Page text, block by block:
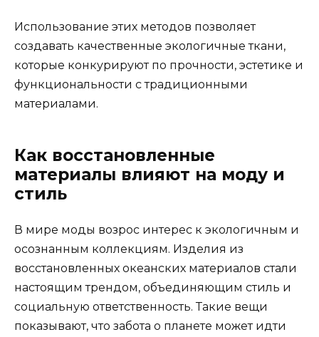
Использование этих методов позволяет
создавать качественные экологичные ткани,
которые конкурируют по прочности, эстетике и
функциональности с традиционными
материалами.
Как восстановленные
материалы влияют на моду и
стиль
В мире моды возрос интерес к экологичным и
осознанным коллекциям. Изделия из
восстановленных океанских материалов стали
настоящим трендом, объединяющим стиль и
социальную ответственность. Такие вещи
показывают, что забота о планете может идти